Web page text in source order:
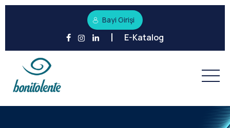
Bayi Girişi
E-Katalog